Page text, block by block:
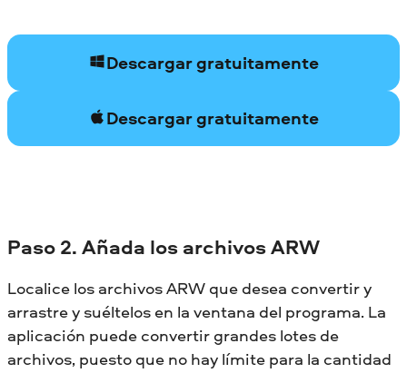
Descargar gratuitamente
Descargar gratuitamente
Paso 2. Añada los archivos ARW
Localice los archivos ARW que desea convertir y
arrastre y suéltelos en la ventana del programa. La
aplicación puede convertir grandes lotes de
archivos, puesto que no hay límite para la cantidad